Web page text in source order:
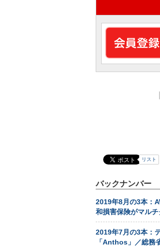
リスト
バックナンバー
2019年8月の3本：
和損害保険がマル
2019年7月の3本：
「Anthos」／総務